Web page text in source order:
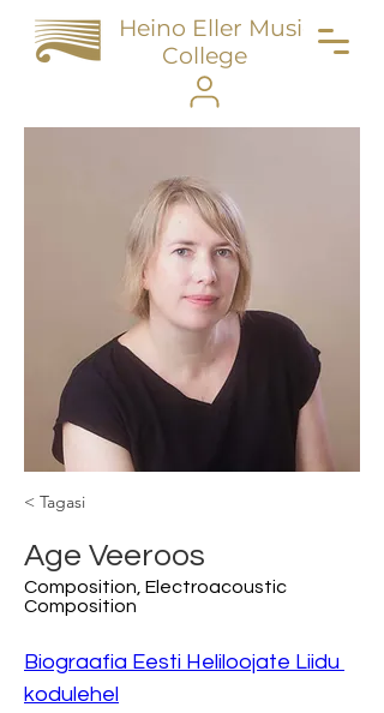
Heino Eller Music
College
< Tagasi
Age Veeroos
Composition, Electroacoustic
Composition
Biograafia Eesti Heliloojate Liidu
kodulehel